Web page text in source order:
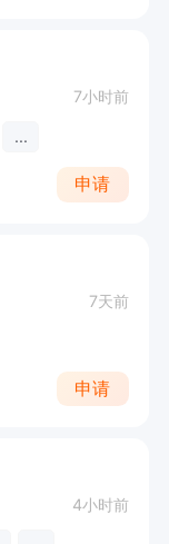
7小时前
...
申请
7天前
申请
4小时前